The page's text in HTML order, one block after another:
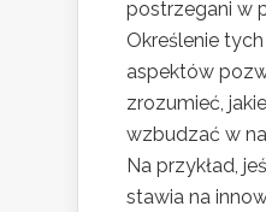
postrzegani w
Określenie
aspektów
zrozumieć,
wzbudzać w
Na przykład,
stawia na